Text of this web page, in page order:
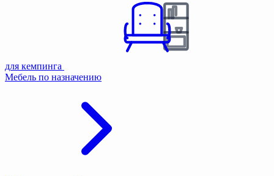
для кемпинга
Мебель по назначению